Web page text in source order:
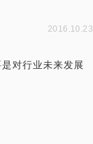
2016.10.23
对行业未来发展